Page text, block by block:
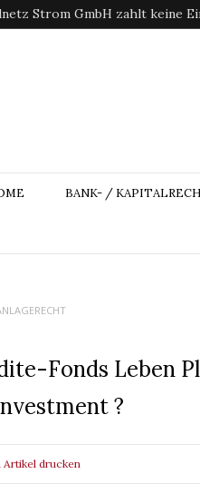
Strom GmbH zahlt keine
BANK- /
Fonds Leben
?
Artikel drucken